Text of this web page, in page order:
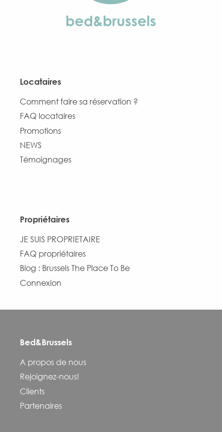
Locataires
Comment faire sa réservation ?
FAQ locataires
Promotions
NEWS
Témoignages
Propriétaires
JE SUIS PROPRIETAIRE
FAQ propriétaires
Blog : Brussels The Place To Be
Connexion
Bed&Brussels
A propos de nous
Rejoignez-nous!
Clients
Partenaires